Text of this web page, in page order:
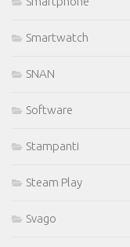
Smartwatch
SNAN
Software
Stampanti
Steam Play
Svago